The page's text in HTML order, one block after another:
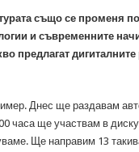
също се променя
и съвременните
предлагат дигиталните
Днес ще раздавам
часа ще участвам в
Ще направим 13